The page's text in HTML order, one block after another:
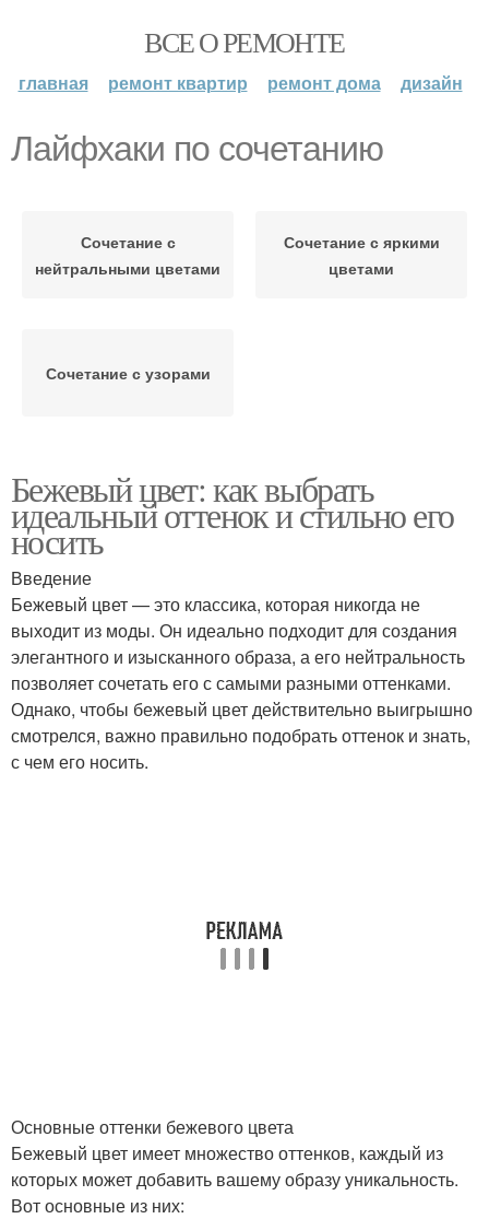
ВСЕ О РЕМОНТЕ
главная ремонт квартир ремонт дома дизайн
Лайфхаки по сочетанию
Сочетание с
нейтральными цветами
Сочетание с яркими
цветами
Сочетание с узорами
Бежевый цвет: как выбрать
идеальный оттенок и стильно его
носить
Введение
Бежевый цвет — это классика, которая никогда не
выходит из моды. Он идеально подходит для создания
элегантного и изысканного образа, а его нейтральность
позволяет сочетать его с самыми разными оттенками.
Однако, чтобы бежевый цвет действительно выигрышно
смотрелся, важно правильно подобрать оттенок и знать,
с чем его носить.
Основные оттенки бежевого цвета
Бежевый цвет имеет множество оттенков, каждый из
которых может добавить вашему образу уникальность.
Вот основные из них: